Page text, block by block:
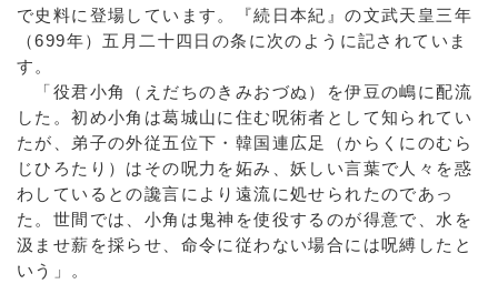
で史料に登場しています。『続日本紀』の文武天皇三年
（699年）五月二十四日の条に次のように記されていま
す。
「役君小角（えだちのきみおづぬ）を伊豆の嶋に配流
した。初め小角は葛城山に住む呪術者として知られてい
たが、弟子の外従五位下・韓国連広足（からくにのむら
じひろたり）はその呪力を妬み、妖しい言葉で人々を惑
わしているとの讒言により遠流に処せられたのであっ
た。世間では、小角は鬼神を使役するのが得意で、水を
汲ませ薪を採らせ、命令に従わない場合には呪縛したと
いう」。